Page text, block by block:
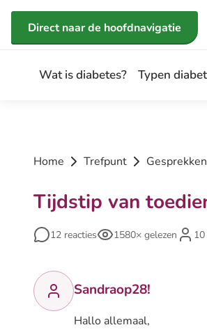
Direct naar de inhoud
Direct naar de hoofdnavigatie
Wat is diabetes? Typen
Home Trefpunt Gesprekken
Tijdstip van
12 reacties 1580× gelezen
Sandraop28!
Hallo allemaal,